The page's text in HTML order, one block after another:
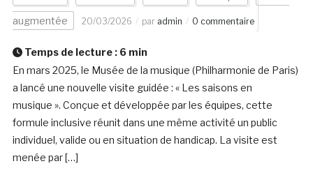
augmentée 20/03/2026 par admin 0 commentaire
Temps de lecture : 6 min
En mars 2025, le Musée de la musique (Philharmonie de Paris)
a lancé une nouvelle visite guidée : « Les saisons en
musique ». Conçue et développée par les équipes, cette
formule inclusive réunit dans une même activité un public
individuel, valide ou en situation de handicap. La visite est
menée par […]